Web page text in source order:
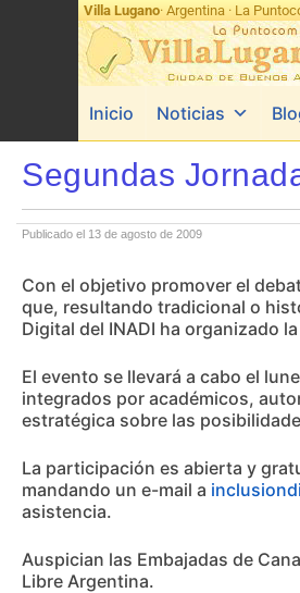
Villa Lugano· Argentina · La
Inicio Noticias
Segundas
Publicado el 13 de agosto de 2009
Con el objetivo promover el
que, resultando tradicional o
Digital del INADI ha organizado
El evento se llevará a cabo el
integrados por académicos,
estratégica sobre las
La participación es abierta y
mandando un e-mail a
asistencia.
Auspician las Embajadas de
Libre Argentina.